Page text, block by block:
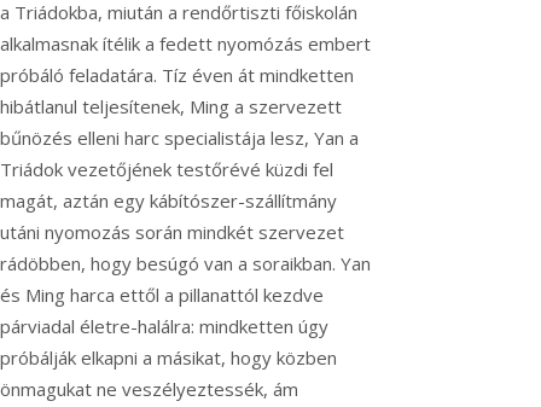
a Triádokba, miután a rendőrtiszti főiskolán
alkalmasnak ítélik a fedett nyomózás embert
próbáló feladatára. Tíz éven át mindketten
hibátlanul teljesítenek, Ming a szervezett
bűnözés elleni harc specialistája lesz, Yan a
Triádok vezetőjének testőrévé küzdi fel
magát, aztán egy kábítószer-szállítmány
utáni nyomozás során mindkét szervezet
rádöbben, hogy besúgó van a soraikban. Yan
és Ming harca ettől a pillanattól kezdve
párviadal életre-halálra: mindketten úgy
próbálják elkapni a másikat, hogy közben
önmagukat ne veszélyeztessék, ám